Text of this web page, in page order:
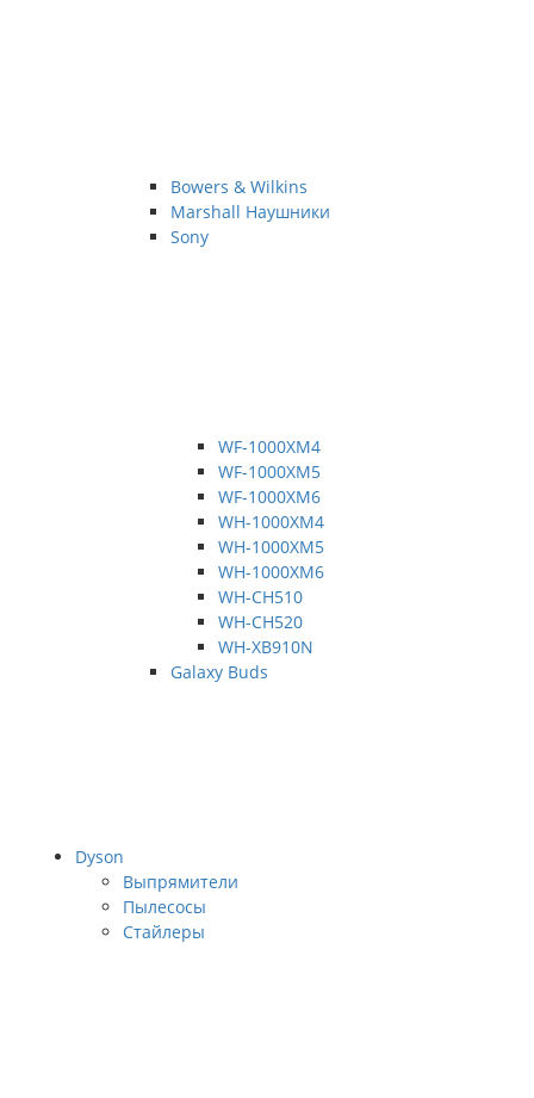
Bowers & Wilkins
Marshall Наушники
Sony
WF-1000XM4
WF-1000XM5
WF-1000XM6
WH-1000XM4
WH-1000XM5
WH-1000XM6
WH-CH510
WH-CH520
WH-XB910N
Galaxy Buds
Dyson
Выпрямители
Пылесосы
Стайлеры